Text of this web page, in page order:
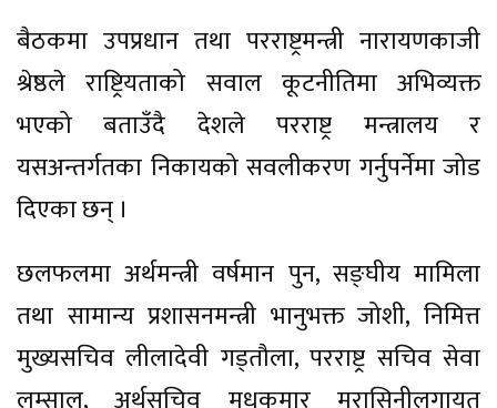
बैठकमा उपप्रधान तथा परराष्ट्रमन्त्री नारायणकाजी
श्रेष्ठले राष्ट्रियताको सवाल कूटनीतिमा अभिव्यक्त
भएको बताउँदै देशले परराष्ट्र मन्त्रालय र
यसअन्तर्गतका निकायको सवलीकरण गर्नुपर्नेमा जोड
दिएका छन् ।
छलफलमा अर्थमन्त्री वर्षमान पुन, सङ्घीय मामिला
तथा सामान्य प्रशासनमन्त्री भानुभक्त जोशी, निमित्त
मुख्यसचिव लीलादेवी गड्तौला, परराष्ट्र सचिव सेवा